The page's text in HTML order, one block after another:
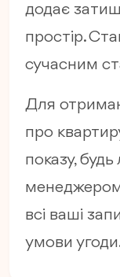
додає
простір.
сучасним
Для
про
показу, будь
всі ваші
умови